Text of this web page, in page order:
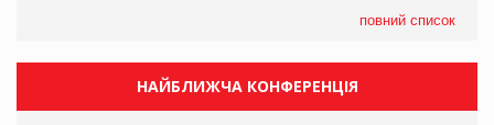
повний список
НАЙБЛИЖЧА КОНФЕРЕНЦІЯ